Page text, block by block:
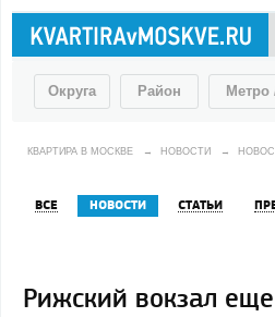
Округа Район
КВАРТИРА В МОСКВЕ → НОВОСТИ →
ВСЕ НОВОСТИ СТАТЬИ
Рижский вокзал